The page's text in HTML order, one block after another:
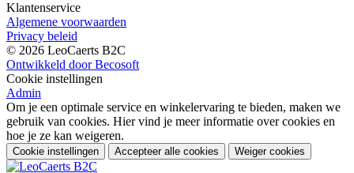
Klantenservice
Algemene voorwaarden
Privacy beleid
© 2026 LeoCaerts B2C
Ontwikkeld door Becosoft
Cookie instellingen
Admin
Om je een optimale service en winkelervaring te bieden, maken we
gebruik van cookies. Hier vind je meer informatie over cookies en
hoe je ze kan weigeren.
Cookie instellingen Accepteer alle cookies Weiger cookies